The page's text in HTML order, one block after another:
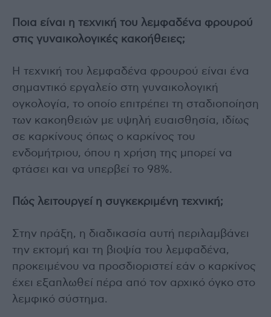
Ποια είναι η τεχνική του λεμφαδένα φρουρού
στις γυναικολογικές κακοήθειες;
Η τεχνική του λεμφαδένα φρουρού είναι ένα
σημαντικό εργαλείο στη γυναικολογική
ογκολογία, το οποίο επιτρέπει τη σταδιοποίηση
των κακοηθειών με υψηλή ευαισθησία, ιδίως
σε καρκίνους όπως ο καρκίνος του
ενδομήτριου, όπου η χρήση της μπορεί να
φτάσει και να υπερβεί το 98%.
Πώς λειτουργεί η συγκεκριμένη τεχνική;
Στην πράξη, η διαδικασία αυτή περιλαμβάνει
την εκτομή και τη βιοψία του λεμφαδένα,
προκειμένου να προσδιοριστεί εάν ο καρκίνος
έχει εξαπλωθεί πέρα από τον αρχικό όγκο στο
λεμφικό σύστημα.